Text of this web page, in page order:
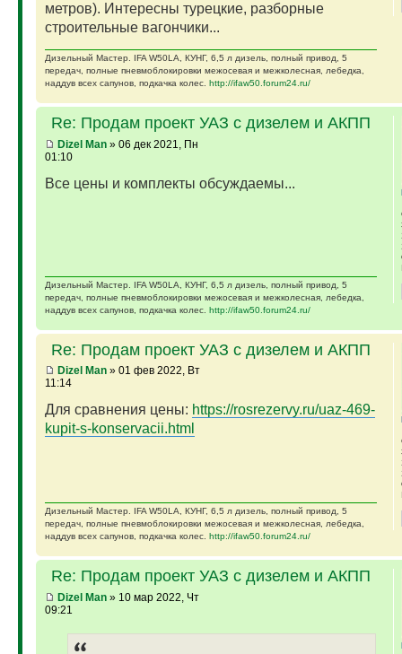
метров). Интересны турецкие, разборные
строительные вагончики...
Дизельный Мастер. IFA W50LA, КУНГ, 6,5 л дизель, полный привод, 5
передач, полные пневмоблокировки межосевая и межколесная, лебедка,
наддув всех сапунов, подкачка колес. http://ifaw50.forum24.ru/
Re: Продам проект УАЗ с дизелем и АКПП
Dizel Man» 06 дек 2021, Пн
01:10
Все цены и комплекты обсуждаемы...
Дизельный Мастер. IFA W50LA, КУНГ, 6,5 л дизель, полный привод, 5
передач, полные пневмоблокировки межосевая и межколесная, лебедка,
наддув всех сапунов, подкачка колес. http://ifaw50.forum24.ru/
Re: Продам проект УАЗ с дизелем и АКПП
Dizel Man» 01 фев 2022, Вт
11:14
Для сравнения цены: https://rosrezervy.ru/uaz-469-
kupit-s-konservacii.html
Дизельный Мастер. IFA W50LA, КУНГ, 6,5 л дизель, полный привод, 5
передач, полные пневмоблокировки межосевая и межколесная, лебедка,
наддув всех сапунов, подкачка колес. http://ifaw50.forum24.ru/
Re: Продам проект УАЗ с дизелем и АКПП
Dizel Man» 10 мар 2022, Чт
09:21